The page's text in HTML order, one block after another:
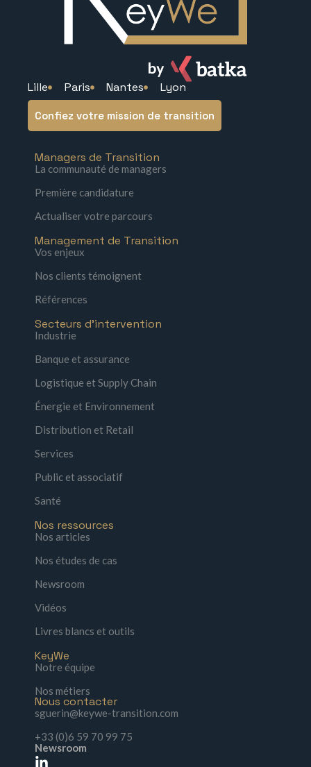
Lille Paris Nantes Lyon
Confiez votre mission de transition
Managers de Transition
La communauté de managers
Première candidature
Actualiser votre parcours
Management de Transition
Vos enjeux
Nos clients témoignent
Références
Secteurs d'intervention
Industrie
Banque et assurance
Logistique et Supply Chain
Énergie et Environnement
Distribution et Retail
Services
Public et associatif
Santé
Nos ressources
Nos articles
Nos études de cas
Newsroom
Vidéos
Livres blancs et outils
KeyWe
Notre équipe
Nos métiers
Nous contacter
sguerin@keywe-transition.com
+33 (0)6 59 70 99 75
Newsroom